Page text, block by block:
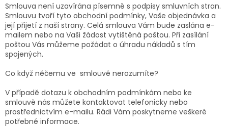
Smlouva není uzavírána písemně s podpisy smluvních stran.
Smlouvu tvoří tyto obchodní podmínky, Vaše objednávka a
její přijetí z naší strany. Celá smlouva Vám bude zaslána e-
mailem nebo na Vaši žádost vytištěná poštou. Při zasílání
poštou Vás můžeme požádat o úhradu nákladů s tím
spojených.
Co když něčemu ve smlouvě nerozumíte?
V případě dotazu k obchodním podmínkám nebo ke
smlouvě nás můžete kontaktovat telefonicky nebo
prostřednictvím e-mailu. Rádi Vám poskytneme veškeré
potřebné informace.